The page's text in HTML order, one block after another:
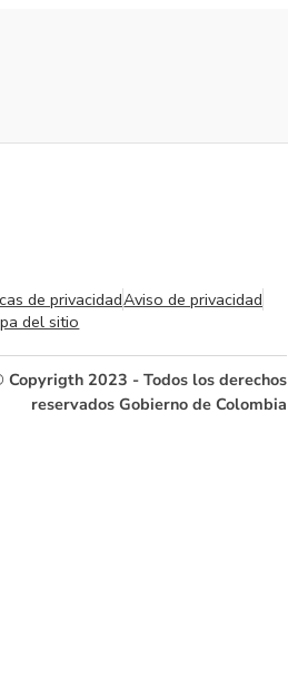
de privacidadAviso de privacidad
del sitio
Copyrigth 2023 - Todos los derechos
reservados Gobierno de Colombia